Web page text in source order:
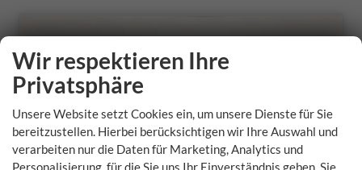
Wir respektieren Ihre
Privatsphäre
Unsere Website setzt Cookies ein, um unsere Dienste für Sie
bereitzustellen. Hierbei berücksichtigen wir Ihre Auswahl und
verarbeiten nur die Daten für Marketing, Analytics und
Personalisierung, für die Sie uns Ihr Einverständnis geben. Sie